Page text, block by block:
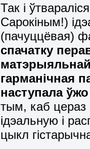
Так і
Сарокіным!)
(пачуццёвая)
спачатку
гарманічная
наступала
тым, каб цераз
ідэальную і
цыкл